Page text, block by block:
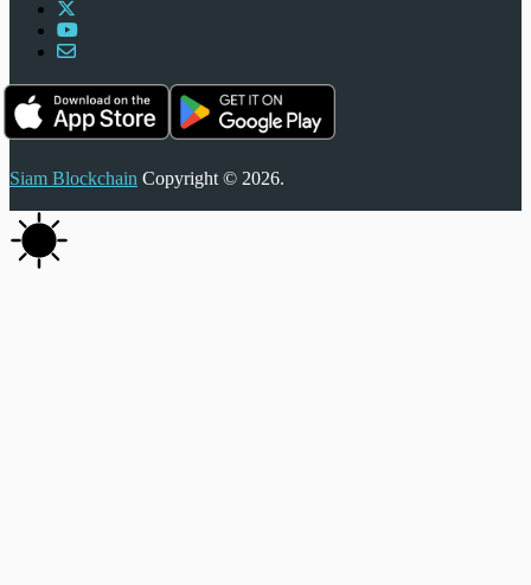
Siam Blockchain Copyright © 2026.